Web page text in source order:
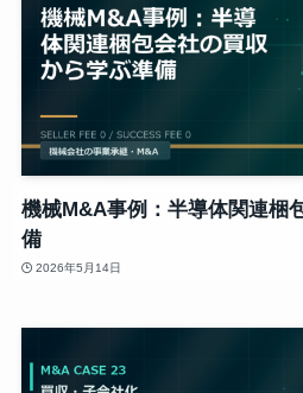
機械M&A事例：半導体関連梱
備
2026年5月14日